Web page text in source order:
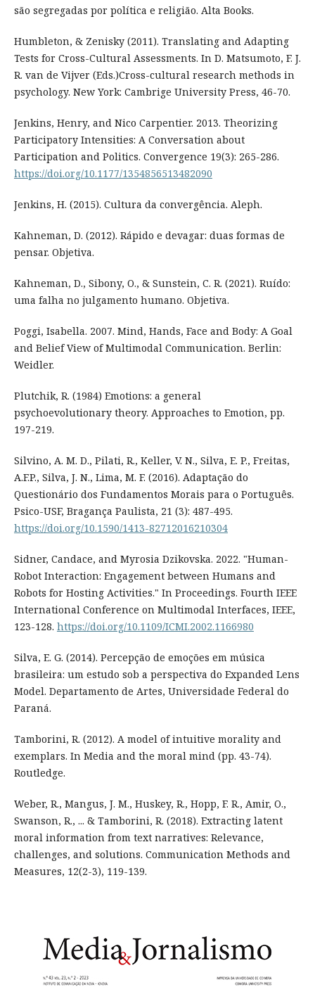
são segregadas por política e religião. Alta Books.
Humbleton, & Zenisky (2011). Translating and Adapting
Tests for Cross-Cultural Assessments. In D. Matsumoto, F. J.
R. van de Vijver (Eds.)Cross-cultural research methods in
psychology. New York: Cambrige University Press, 46-70.
Jenkins, Henry, and Nico Carpentier. 2013. Theorizing
Participatory Intensities: A Conversation about
Participation and Politics. Convergence 19(3): 265-286.
https://doi.org/10.1177/1354856513482090
Jenkins, H. (2015). Cultura da convergência. Aleph.
Kahneman, D. (2012). Rápido e devagar: duas formas de
pensar. Objetiva.
Kahneman, D., Sibony, O., & Sunstein, C. R. (2021). Ruído:
uma falha no julgamento humano. Objetiva.
Poggi, Isabella. 2007. Mind, Hands, Face and Body: A Goal
and Belief View of Multimodal Communication. Berlin:
Weidler.
Plutchik, R. (1984) Emotions: a general
psychoevolutionary theory. Approaches to Emotion, pp.
197-219.
Silvino, A. M. D., Pilati, R., Keller, V. N., Silva, E. P., Freitas,
A.F.P., Silva, J. N., Lima, M. F. (2016). Adaptação do
Questionário dos Fundamentos Morais para o Português.
Psico-USF, Bragança Paulista, 21 (3): 487-495.
https://doi.org/10.1590/1413-82712016210304
Sidner, Candace, and Myrosia Dzikovska. 2022. "Human-
Robot Interaction: Engagement between Humans and
Robots for Hosting Activities." In Proceedings. Fourth IEEE
International Conference on Multimodal Interfaces, IEEE,
123-128. https://doi.org/10.1109/ICMI.2002.1166980
Silva, E. G. (2014). Percepção de emoções em música
brasileira: um estudo sob a perspectiva do Expanded Lens
Model. Departamento de Artes, Universidade Federal do
Paraná.
Tamborini, R. (2012). A model of intuitive morality and
exemplars. In Media and the moral mind (pp. 43-74).
Routledge.
Weber, R., Mangus, J. M., Huskey, R., Hopp, F. R., Amir, O.,
Swanson, R., ... & Tamborini, R. (2018). Extracting latent
moral information from text narratives: Relevance,
challenges, and solutions. Communication Methods and
Measures, 12(2-3), 119-139.